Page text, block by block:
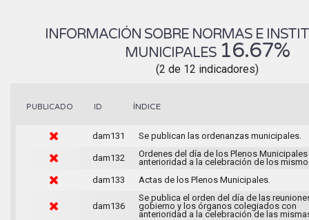
INFORMACIÓN SOBRE NORMAS E
MUNICIPALES 16.67%
(2 de 12 indicadores)
PUBLICADO ID ÍNDICE
dam131 Se publican las ordenanzas municipales.
dam132
Ordenes del día de los Plenos
anterioridad a la celebración de los
dam133
Actas de los Plenos Municipales.
dam136
Se publica el orden del día de las
gobierno y los órganos colegiados con
anterioridad a la celebración de las